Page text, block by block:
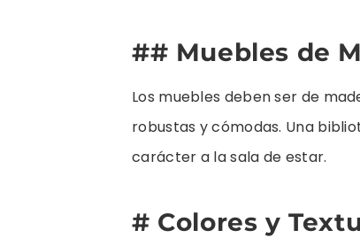
## Muebles de
Los muebles deben ser de
robustas y cómodas. Una
carácter a la sala de estar.
# Colores y